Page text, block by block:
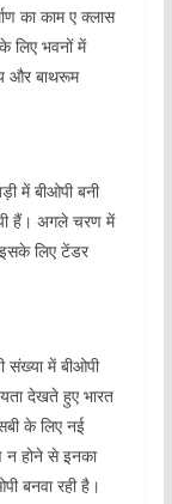
का काम ए क्लास
लिए भवनों में
और बाथरूम
में बीओपी बनी
हैं। अगले चरण में
इसके लिए टेंडर
संख्या में बीओपी
देखते हुए भारत
के लिए नई
न होने से इनका
बनवा रही है।